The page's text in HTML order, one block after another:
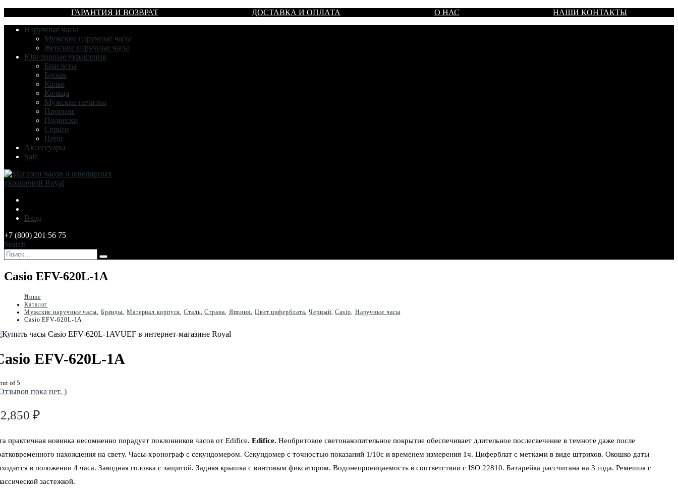
ГАРАНТИЯ И ВОЗВРАТ ДОСТАВКА И ОПЛАТА О НАС
НАШИ КОНТАКТЫ
Наручные часы
Мужские наручные часы
Женские наручные часы
Ювелирные украшения
Браслеты
Брошь
Колье
Кольца
Мужские печатки
Пирсинг
Подвески
Серьги
Цепи
Аксессуары
Sale
Вход
+7 (800) 201 56 75
Search
Casio EFV-620L-1A
Home
Каталог
Мужские наручные часы, Бренды, Материал корпуса,Сталь,Страна, Япония, Цвет циферблата,Черный,Casio, Наручные часы
Casio EFV-620L-1A
EFV-620L-1A
of 5
пока нет. )
₽
практичная новинка несомненно порадует поклонников часов от Edifice. Edifice. Необритовое светонакопительное покрытие обеспечивает длительное послесвечение в темноте даже после
нахождения на свету. Часы-хронограф с секундомером. Секундомер с точностью показаний 1/10с и временем измерения 1ч. Циферблат с метками в виде штрихов. Окошко даты
в положении 4 часа. Заводная головка с защитой. Задняя крышка с винтовым фиксатором. Водонепроницаемость в соответствии с ISO 22810. Батарейка рассчитана на 3 года. Ремешок с
застежкой.